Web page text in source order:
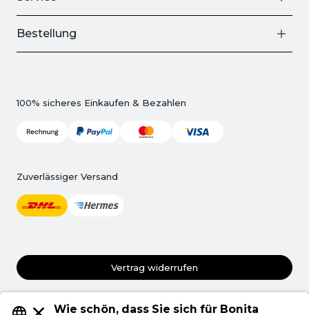
Bestellung
100% sicheres Einkaufen & Bezahlen
Zuverlässiger Versand
Vertrag widerrufen